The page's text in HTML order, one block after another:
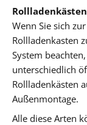
Wenn Sie sich
Rollladenkasten
System
unterschiedlich
Rollladenkästen
Außenmontage.
Alle diese Arten